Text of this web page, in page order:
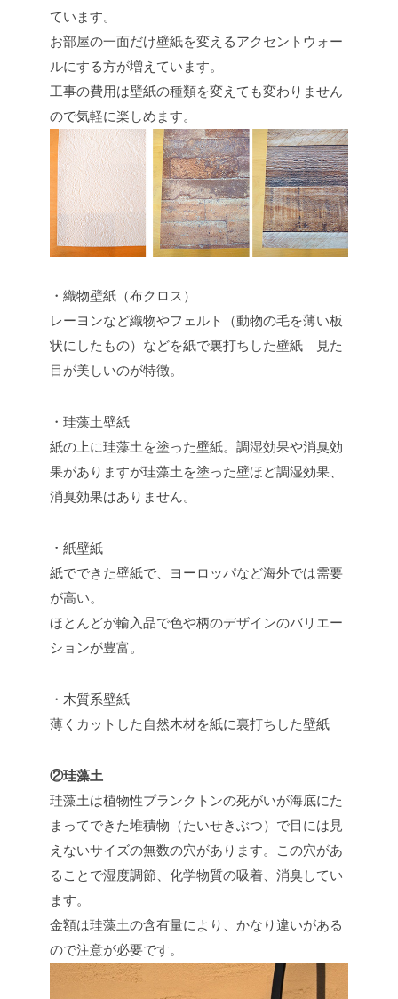
ています。
お部屋の一面だけ壁紙を変えるアクセントウォー
ルにする方が増えています。
工事の費用は壁紙の種類を変えても変わりません
ので気軽に楽しめます。
・織物壁紙（布クロス）
レーヨンなど織物やフェルト（動物の毛を薄い板
状にしたもの）などを紙で裏打ちした壁紙 見た
目が美しいのが特徴。
・珪藻土壁紙
紙の上に珪藻土を塗った壁紙。調湿効果や消臭効
果がありますが珪藻土を塗った壁ほど調湿効果、
消臭効果はありません。
・紙壁紙
紙でできた壁紙で、ヨーロッパなど海外では需要
が高い。
ほとんどが輸入品で色や柄のデザインのバリエー
ションが豊富。
・木質系壁紙
薄くカットした自然木材を紙に裏打ちした壁紙
②珪藻土
珪藻土は植物性プランクトンの死がいが海底にた
まってできた堆積物（たいせきぶつ）で目には見
えないサイズの無数の穴があります。この穴があ
ることで湿度調節、化学物質の吸着、消臭してい
ます。
金額は珪藻土の含有量により、かなり違いがある
ので注意が必要です。